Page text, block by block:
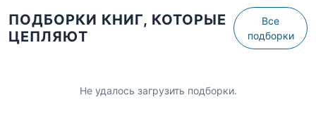
ПОДБОРКИ КНИГ, КОТОРЫЕ
ЦЕПЛЯЮТ
Все
подборки
Не удалось загрузить подборки.